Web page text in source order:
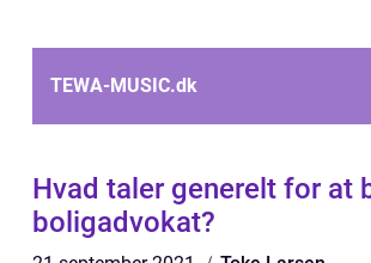
TEWA-MUSIC.dk
Hvad taler generelt for at
boligadvokat?